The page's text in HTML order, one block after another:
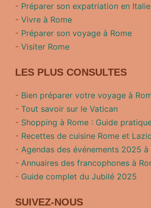
- Préparer son expatriation en
- Vivre à Rome
- Préparer son voyage à Rome
- Visiter Rome
LES PLUS CONSULTES
- Bien préparer votre voyage à
- Tout savoir sur le Vatican
- Shopping à Rome : Guide
- Recettes de cuisine Rome et
- Agendas des événements 2025 à
- Annuaires des francophones à
- Guide complet du Jubilé 2025
SUIVEZ-NOUS